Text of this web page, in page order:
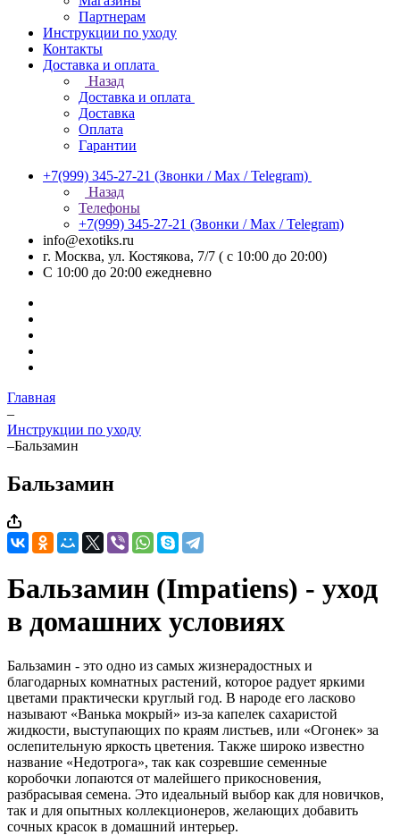
Партнерам
Инструкции по уходу
Контакты
Доставка и оплата
Назад
Доставка и оплата
Доставка
Оплата
Гарантии
+7(999) 345-27-21 (Звонки / Max / Telegram)
Назад
Телефоны
+7(999) 345-27-21 (Звонки / Max / Telegram)
info@exotiks.ru
г. Москва, ул. Костякова, 7/7 ( с 10:00 до 20:00)
С 10:00 до 20:00 ежедневно
Главная
–
Инструкции по уходу
–Бальзамин
Бальзамин
Бальзамин (Impatiens) - уход
в домашних условиях
Бальзамин - это одно из самых жизнерадостных и
благодарных комнатных растений, которое радует яркими
цветами практически круглый год. В народе его ласково
называют «Ванька мокрый» из-за капелек сахаристой
жидкости, выступающих по краям листьев, или «Огонек» за
ослепительную яркость цветения. Также широко известно
название «Недотрога», так как созревшие семенные
коробочки лопаются от малейшего прикосновения,
разбрасывая семена. Это идеальный выбор как для новичков,
так и для опытных коллекционеров, желающих добавить
сочных красок в домашний интерьер.